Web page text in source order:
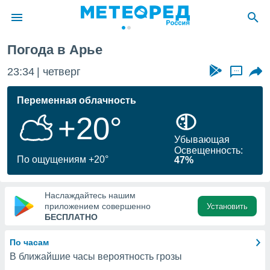
о
Вы можете
к этому
доступ
Погода в Арье
23:34 четверг ...
Переменная облачность
+20°
По ощущениям +20°
Убывающая
Освещенность:
47%
Наслаждайтесь нашим
приложением совершенно
БЕСПЛАТНО
Установить
По часам
В ближайшие часы вероятность грозы